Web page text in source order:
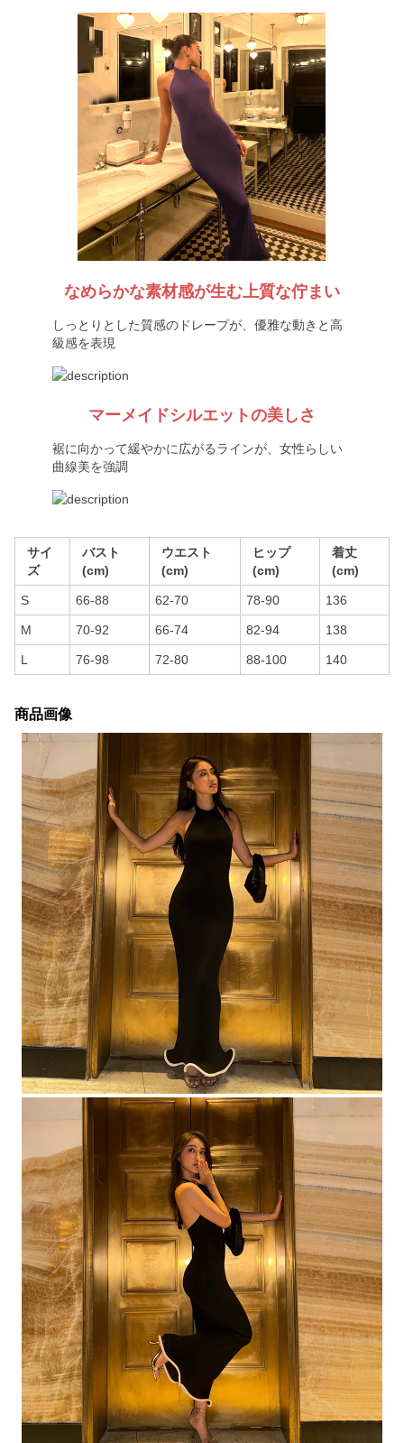
なめらかな素材感が生む上質な佇まい
しっとりとした質感のドレープが、優雅な動きと高
級感を表現
マーメイドシルエットの美しさ
裾に向かって緩やかに広がるラインが、女性らしい
曲線美を強調
サイ
ズ
バスト
(cm)
ウエスト
(cm)
ヒップ
(cm)
着丈
(cm)
S 66-88 62-70 78-90 136
M 70-92 66-74 82-94 138
L 76-98 72-80 88-100 140
商品画像